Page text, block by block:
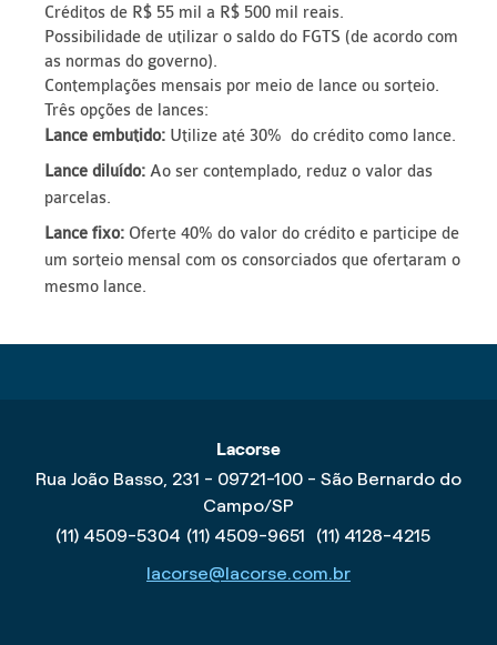
Créditos de R$ 55 mil a R$ 500 mil reais.
Possibilidade de utilizar o saldo do FGTS (de acordo com
as normas do governo).
Contemplações mensais por meio de lance ou sorteio.
Três opções de lances:
Lance embutido: Utilize até 30% do crédito como lance.
Lance diluído: Ao ser contemplado, reduz o valor das
parcelas.
Lance fixo: Oferte 40% do valor do crédito e participe de
um sorteio mensal com os consorciados que ofertaram o
mesmo lance.
Lacorse
Rua João Basso, 231 - 09721-100 - São Bernardo do
Campo/SP
(11) 4509-5304 (11) 4509-9651
(11) 4128-4215
lacorse@lacorse.com.br